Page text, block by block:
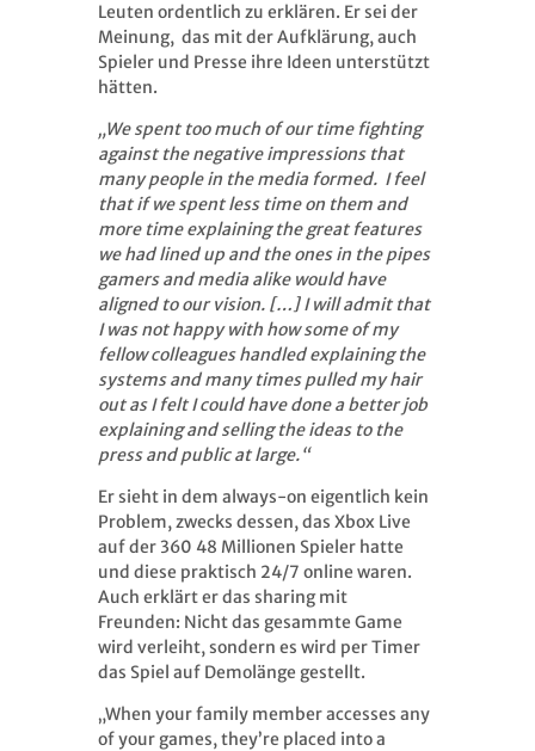
Leuten ordentlich zu erklären. Er sei der
Meinung, das mit der Aufklärung, auch
Spieler und Presse ihre Ideen unterstützt
hätten.
„We spent too much of our time fighting
against the negative impressions that
many people in the media formed. I feel
that if we spent less time on them and
more time explaining the great features
we had lined up and the ones in the pipes
gamers and media alike would have
aligned to our vision. […] I will admit that
I was not happy with how some of my
fellow colleagues handled explaining the
systems and many times pulled my hair
out as I felt I could have done a better job
explaining and selling the ideas to the
press and public at large.“
Er sieht in dem always-on eigentlich kein
Problem, zwecks dessen, das Xbox Live
auf der 360 48 Millionen Spieler hatte
und diese praktisch 24/7 online waren.
Auch erklärt er das sharing mit
Freunden: Nicht das gesammte Game
wird verleiht, sondern es wird per Timer
das Spiel auf Demolänge gestellt.
„When your family member accesses any
of your games, they’re placed into a